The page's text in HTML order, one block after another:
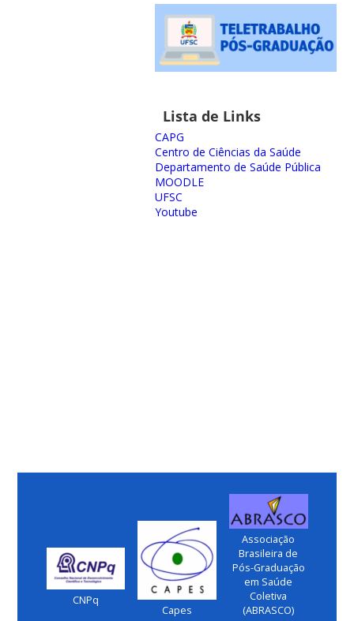
Lista de Links
CAPG
Centro de Ciências da Saúde
Departamento de Saúde Pública
MOODLE
UFSC
Youtube
CNPq
Capes
Associação
Brasileira de
Pós-Graduação
em Saúde
Coletiva
(ABRASCO)